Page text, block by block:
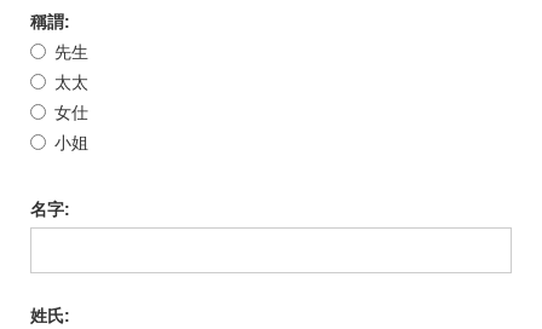
稱謂:
先生
太太
女仕
小姐
名字:
姓氏: